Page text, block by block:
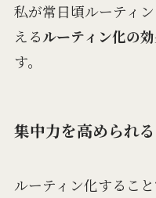
私が常日頃ルーティ
えるルーティン化の
す。
集中力を高められる
ルーティン化するこ